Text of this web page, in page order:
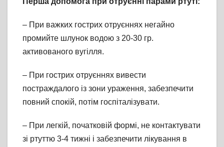
– При важких гострих отруєннях негайно
промийте шлунок водою з 20-30 гр.
активованого вугілля.
– При гострих отруєннях вивести
постраждалого із зони ураження, забезпечити
повний спокій, потім госпіталізувати.
– При легкій, початковій формі, не контактувати
зі ртуттю 3-4 тижні і забезпечити лікування в